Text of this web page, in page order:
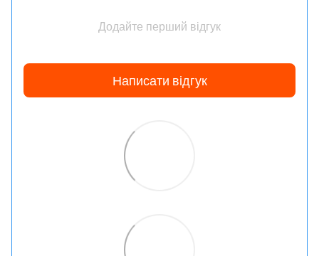
Додайте перший відгук
Написати відгук